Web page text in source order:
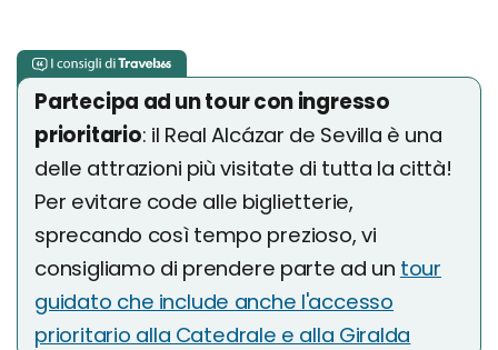
Partecipa ad un tour con ingresso
prioritario: il Real Alcázar de Sevilla è una
delle attrazioni più visitate di tutta la città!
Per evitare code alle biglietterie,
sprecando così tempo prezioso, vi
consigliamo di prendere parte ad un tour
guidato che include anche l'accesso
prioritario alla Catedrale e alla Giralda